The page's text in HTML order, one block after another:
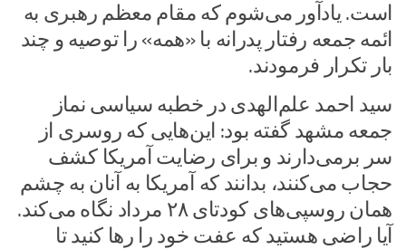
است. یادآور می‌شوم که مقام معظم رهبری به
ائمه جمعه رفتار پدرانه با «همه» را توصیه و چند
بار تکرار فرمودند.
سید احمد علم‌الهدی در خطبه سیاسی نماز
جمعه مشهد گفته بود: این‌هایی که روسری از
سر برمی‌دارند و برای رضایت آمریکا کشف
حجاب می‌کنند، بدانند که آمریکا به آنان به چشم
همان روسپی‌های کودتای ۲۸ مرداد نگاه می‌کند.
آیا راضی هستید که عفت خود را رها کنید تا